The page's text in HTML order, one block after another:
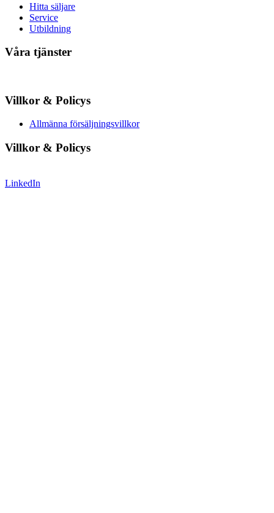
Hitta säljare
Service
Utbildning
Våra tjänster
Villkor & Policys
Allmänna försäljningsvillkor
Villkor & Policys
LinkedIn